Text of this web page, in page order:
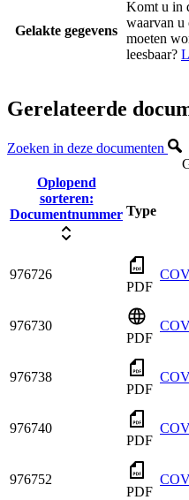
Gelakte gegevens
Komt u in
waarvan u
moeten
leesbaar?
Gerelateerde
Zoeken in deze documenten
Oplopend
sorteren:
Documentnummer Type
976726
PDF
976730
PDF
976738
PDF
976740
PDF
976752
PDF